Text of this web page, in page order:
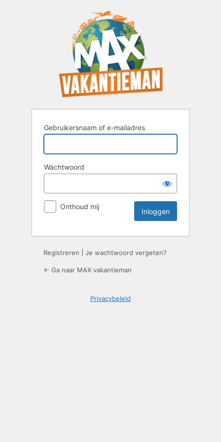
Gebruikersnaam of e-mailadres
Wachtwoord
Onthoud mij
Registreren Je wachtwoord vergeten?
← Ga naar MAX vakantieman
Privacybeleid